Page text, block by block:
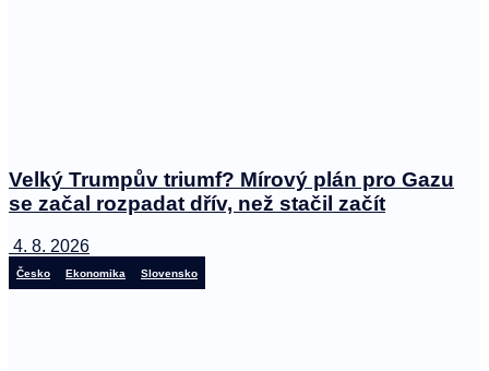
Velký Trumpův triumf? Mírový plán pro Gazu
se začal rozpadat dřív, než stačil začít
4. 8. 2026
Česko Ekonomika Slovensko